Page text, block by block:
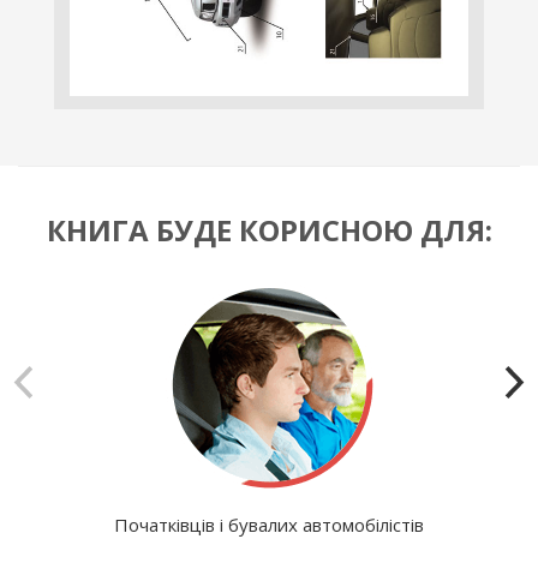
КНИГА БУДЕ КОРИСНОЮ ДЛЯ:
Початківців і бувалих автомобілістів